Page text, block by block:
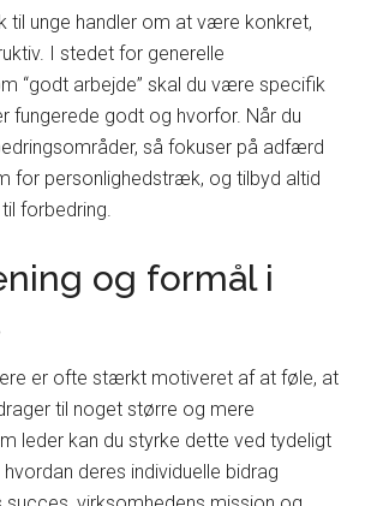
til unge handler om at være konkret,
I stedet for generelle
“godt arbejde” skal du være specifik
fungerede godt og hvorfor. Når du
så fokuser på adfærd
for personlighedstræk, og tilbyd altid
forbedring.
og formål i
er ofte stærkt motiveret af at føle, at
til noget større og mere
leder kan du styrke dette ved tydeligt
deres individuelle bidrag